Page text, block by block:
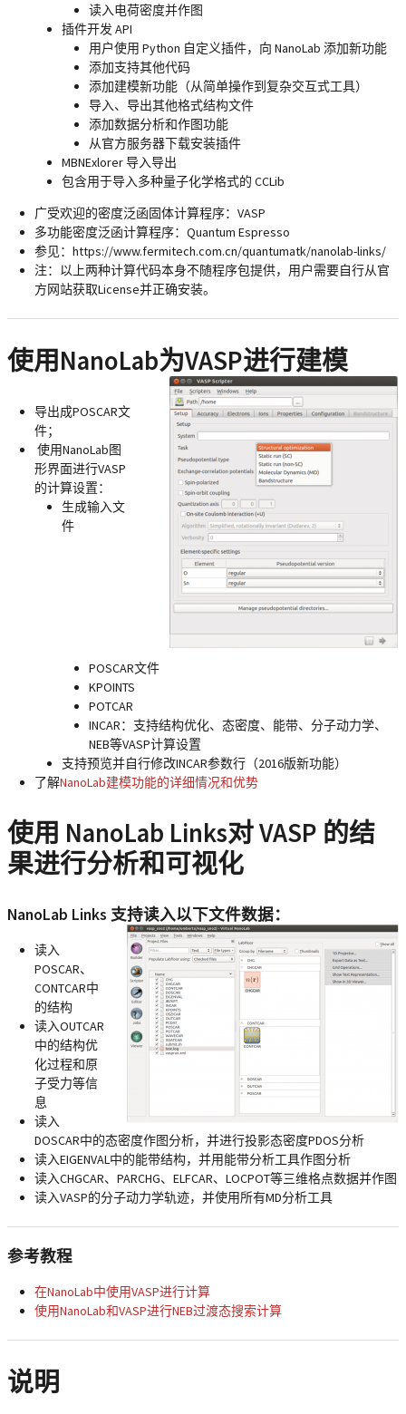
读入电荷密度并作图
插件开发 API
用户使用 Python 自定义插件，向 NanoLab 添加新功能
添加支持其他代码
添加建模新功能（从简单操作到复杂交互式工具）
导入、导出其他格式结构文件
添加数据分析和作图功能
从官方服务器下载安装插件
MBNExlorer 导入导出
包含用于导入多种量子化学格式的 CCLib
广受欢迎的密度泛函固体计算程序：VASP
多功能密度泛函计算程序：Quantum Espresso
参见：https://www.fermitech.com.cn/quantumatk/nanolab-links/
注：以上两种计算代码本身不随程序包提供，用户需要自行从官
方网站获取License并正确安装。
使用NanoLab为VASP进行建模
导出成POSCAR文
件；
使用NanoLab图
形界面进行VASP
的计算设置：
生成输入文
件
POSCAR文件
KPOINTS
POTCAR
INCAR：支持结构优化、态密度、能带、分子动力学、
NEB等VASP计算设置
支持预览并自行修改INCAR参数行（2016版新功能）
了解NanoLab建模功能的详细情况和优势
使用 NanoLab Links对 VASP 的结
果进行分析和可视化
NanoLab Links 支持读入以下文件数据：
读入
POSCAR、
CONTCAR中
的结构
读入OUTCAR
中的结构优
化过程和原
子受力等信
息
读入
DOSCAR中的态密度作图分析，并进行投影态密度PDOS分析
读入EIGENVAL中的能带结构，并用能带分析工具作图分析
读入CHGCAR、PARCHG、ELFCAR、LOCPOT等三维格点数据并作图
读入VASP的分子动力学轨迹，并使用所有MD分析工具
参考教程
在NanoLab中使用VASP进行计算
使用NanoLab和VASP进行NEB过渡态搜索计算
说明